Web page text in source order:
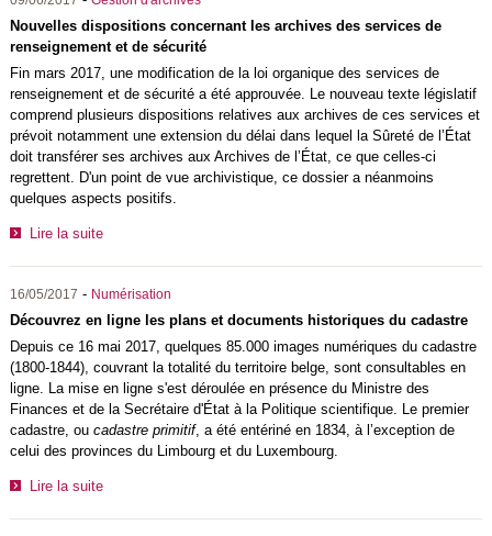
Nouvelles dispositions concernant les archives des services de
renseignement et de sécurité
Fin mars 2017, une modification de la loi organique des services de
renseignement et de sécurité a été approuvée. Le nouveau texte législatif
comprend plusieurs dispositions relatives aux archives de ces services et
prévoit notamment une extension du délai dans lequel la Sûreté de l’État
doit transférer ses archives aux Archives de l’État, ce que celles-ci
regrettent. D'un point de vue archivistique, ce dossier a néanmoins
quelques aspects positifs.
Lire la suite
16/05/2017 - Numérisation
Découvrez en ligne les plans et documents historiques du cadastre
Depuis ce 16 mai 2017, quelques 85.000 images numériques du cadastre
(1800-1844), couvrant la totalité du territoire belge, sont consultables en
ligne. La mise en ligne s'est déroulée en présence du Ministre des
Finances et de la Secrétaire d'État à la Politique scientifique. Le premier
cadastre, ou cadastre primitif, a été entériné en 1834, à l’exception de
celui des provinces du Limbourg et du Luxembourg.
Lire la suite